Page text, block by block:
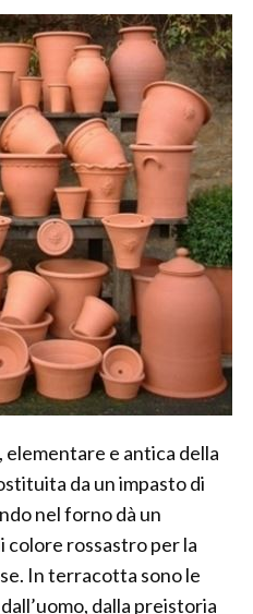
elementare e antica della
da un impasto di
nel forno dà un
colore rossastro per la
In terracotta sono le
dalla preistoria